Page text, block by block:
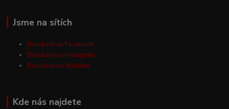
Jsme na sítích
Broukservis Facebook
Broukservis Instagram
Broukservis Youtube
Kde nás najdete